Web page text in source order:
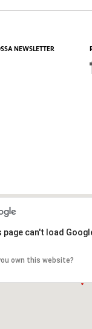
NEWSLETTER
page can't load
own this website?